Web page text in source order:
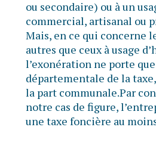
ou secondaire) ou à un
commercial, artisanal ou
Mais, en ce qui concerne
autres que ceux à usage
l’exonération ne porte
départementale de la
la part communale.Par
notre cas de figure,
une taxe foncière au